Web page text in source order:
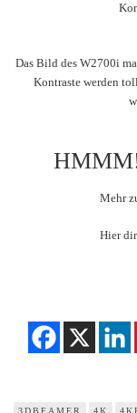
Das Bild des W2700i
Kontraste werden
Mehr
Hier
3DBEAMER 4K